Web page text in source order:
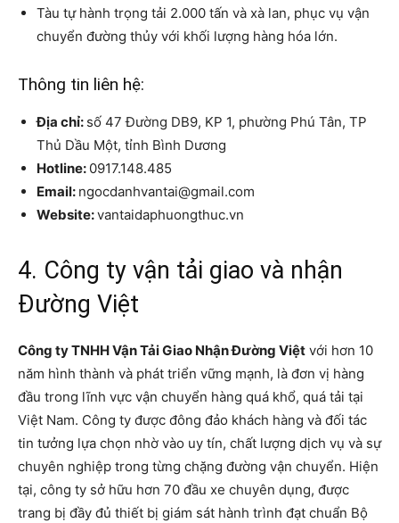
Tàu tự hành trọng tải 2.000 tấn và xà lan, phục vụ vận
chuyển đường thủy với khối lượng hàng hóa lớn.
Thông tin liên hệ:
Địa chỉ: số 47 Đường DB9, KP 1, phường Phú Tân, TP
Thủ Dầu Một, tỉnh Bình Dương
Hotline: 0917.148.485
Email: ngocdanhvantai@gmail.com
Website:vantaidaphuongthuc.vn
4. Công ty vận tải giao và nhận
Đường Việt
Công ty TNHH Vận Tải Giao Nhận Đường Việt với hơn 10
năm hình thành và phát triển vững mạnh, là đơn vị hàng
đầu trong lĩnh vực vận chuyển hàng quá khổ, quá tải tại
Việt Nam. Công ty được đông đảo khách hàng và đối tác
tin tưởng lựa chọn nhờ vào uy tín, chất lượng dịch vụ và sự
chuyên nghiệp trong từng chặng đường vận chuyển. Hiện
tại, công ty sở hữu hơn 70 đầu xe chuyên dụng, được
trang bị đầy đủ thiết bị giám sát hành trình đạt chuẩn Bộ